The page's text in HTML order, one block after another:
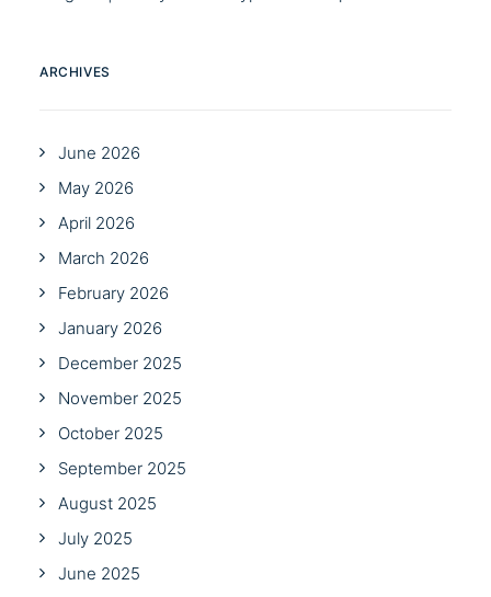
ARCHIVES
June 2026
May 2026
April 2026
March 2026
February 2026
January 2026
December 2025
November 2025
October 2025
September 2025
August 2025
July 2025
June 2025